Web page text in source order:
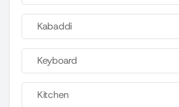
Kabaddi
Keyboard
Kitchen